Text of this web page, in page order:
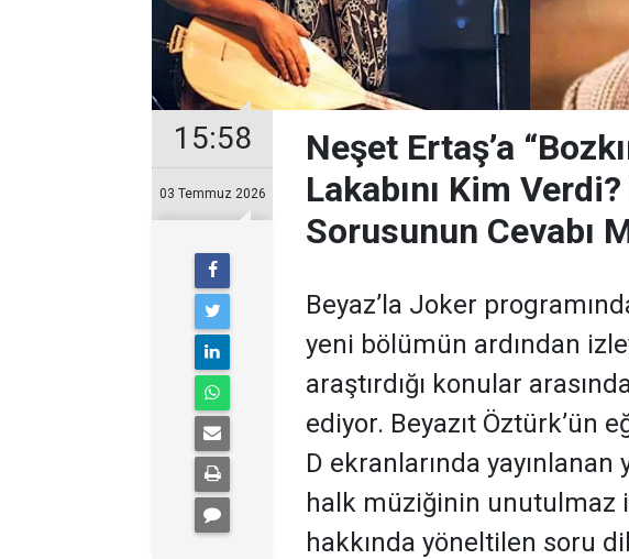
15:58
03 Temmuz 2026
Neşet Ertaş’a
Lakabını Kim
Sorusunun Cevabı
Beyaz’la Joker
yeni bölümün ardından
araştırdığı konular
ediyor. Beyazıt Öztürk’ün
D ekranlarında
halk müziğinin unutulmaz
hakkında yöneltilen soru